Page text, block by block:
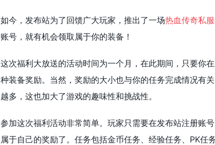
如今，发布站为了回馈广大玩家，推出了一场热血传奇私服
账号，就有机会领取属于你的装备！
这次福利大放送的活动时间为一个月，在此期间，只要你
种装备奖励。当然，奖励的大小也与你的任务完成情况有
越多，这也加大了游戏的趣味性和挑战性。
参加这次福利活动非常简单。玩家只需要在发布站注册账
属于自己的奖励了。任务包括金币任务、经验任务、PK任